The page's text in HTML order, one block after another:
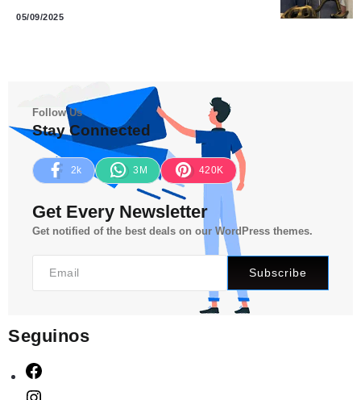
05/09/2025
Stay Connected
Follow Us
2k 3M 420K
Get Every Newsletter
Get notified of the best deals on our WordPress themes.
Subscribe
Seguinos